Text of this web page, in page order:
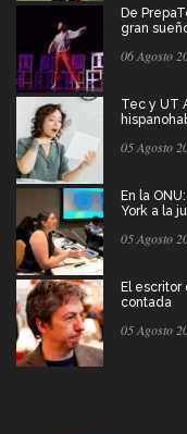
De
gran
06 Agosto
Tec y UT
05 Agosto
En la
York a la
05 Agosto
El
contada
05 Agosto